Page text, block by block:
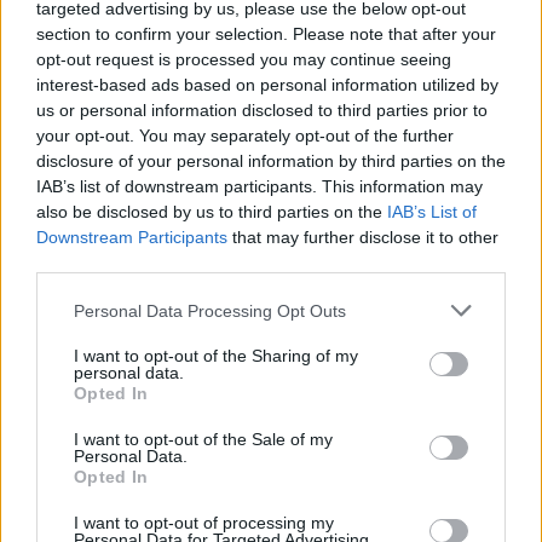
targeted advertising by us, please use the below opt-out
section to confirm your selection. Please note that after your
opt-out request is processed you may continue seeing
interest-based ads based on personal information utilized by
us or personal information disclosed to third parties prior to
your opt-out. You may separately opt-out of the further
disclosure of your personal information by third parties on the
IAB’s list of downstream participants. This information may
also be disclosed by us to third parties on the IAB’s List of
Downstream Participants that may further disclose it to other
Personal Data Processing Opt Outs
I want to opt-out of the Sharing of my
personal data.
Opted In
I want to opt-out of the Sale of my
Personal Data.
Opted In
I want to opt-out of processing my
Bródy János az ATV Egyenes Beszéd című műsorában
jelentette be, hogy április 11-én, a Költészet napján
búcsúzik a közönségtől.
PÉNZCENTRUM| 2025. november 30. 17:06
Tavaszi szünet 2026: mikor lesz és meddig tart
a húsvéti szünet? Itt az összes iskolai szünet
dátuma
2026-ban? Mutatjuk, hogyan alakul a további iskolai
szünetek rendje a 2025/2026-os tanév során.
PÉNZCENTRUM| 2025. szeptember 29. 20:33
bombabiztos vészterv egy giga-áramszünet
idejére?
Idén az elmúlt szűk félévben az európai villamosenergia-